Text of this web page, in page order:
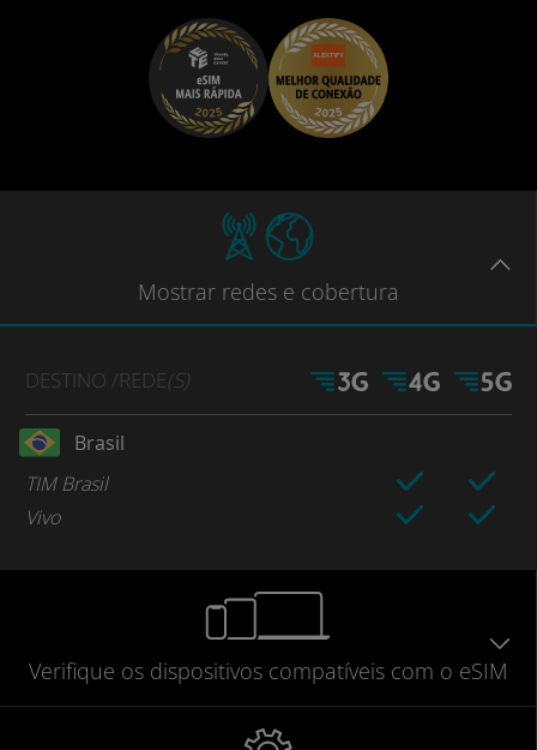
Mostrar redes e cobertura
DESTINO /REDE(S)
Brasil
TIM Brasil
Vivo
Verifique os dispositivos compatíveis com o eSIM